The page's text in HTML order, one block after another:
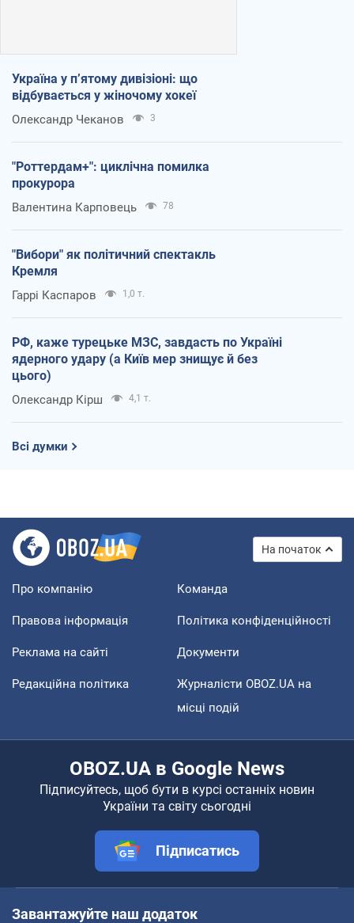
Україна у п’ятому дивізіоні: що
відбувається у жіночому хокеї
Олександр Чеканов 3
"Роттердам+": циклічна помилка
прокурора
Валентина Карповець 78
"Вибори" як політичний спектакль
Кремля
Гаррі Каспаров 1,0 т.
РФ, каже турецьке МЗС, завдасть по Україні
ядерного удару (а Київ мер знищує й без
цього)
Олександр Кірш 4,1 т.
Всі думки
На початок
Про компанію Команда
Правова інформація Політика конфіденційності
Реклама на сайті Документи
Редакційна політика
Журналісти OBOZ.UA на
місці подій
OBOZ.UA в Google News
Підписуйтесь, щоб бути в курсі останніх новин
України та світу сьогодні
Підписатись
Завантажуйте наш додаток